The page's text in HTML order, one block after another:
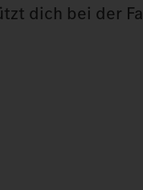
dich bei der